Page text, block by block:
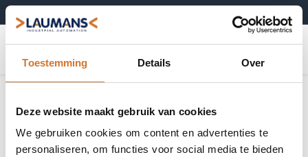
Toestemming Details Over
Deze website maakt gebruik van cookies
We gebruiken cookies om content en advertenties te
personaliseren, om functies voor social media te bieden
0